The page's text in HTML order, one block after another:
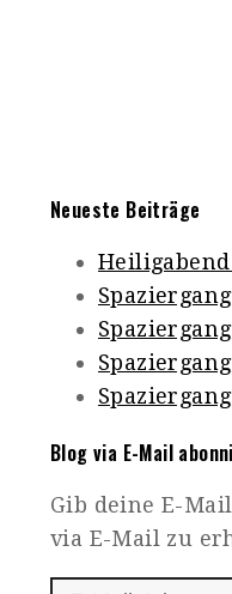
Neueste Beiträge
Blog via E-Mail
Gib deine E-
via E-Mail zu